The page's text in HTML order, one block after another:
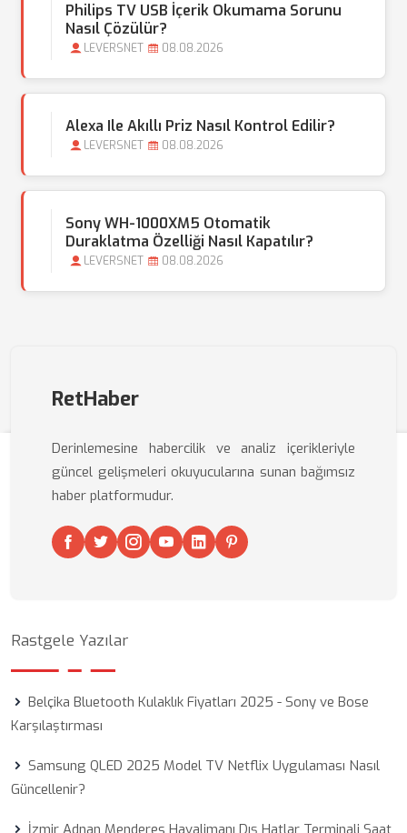
Philips TV USB İçerik Okumama Sorunu
Nasıl Çözülür?
LEVERSNET 08.08.2026
Alexa Ile Akıllı Priz Nasıl Kontrol Edilir?
LEVERSNET 08.08.2026
Sony WH-1000XM5 Otomatik
Duraklatma Özelliği Nasıl Kapatılır?
LEVERSNET 08.08.2026
RetHaber
Derinlemesine habercilik ve analiz içerikleriyle
güncel gelişmeleri okuyucularına sunan bağımsız
haber platformudur.
Rastgele Yazılar
Belçika Bluetooth Kulaklık Fiyatları 2025 - Sony ve Bose
Karşılaştırması
Samsung QLED 2025 Model TV Netflix Uygulaması Nasıl
Güncellenir?
İzmir Adnan Menderes Havalimanı Dış Hatlar Terminali Saat